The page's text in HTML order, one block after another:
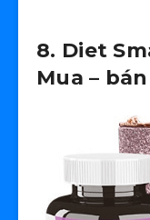
8. Diet
Mua –